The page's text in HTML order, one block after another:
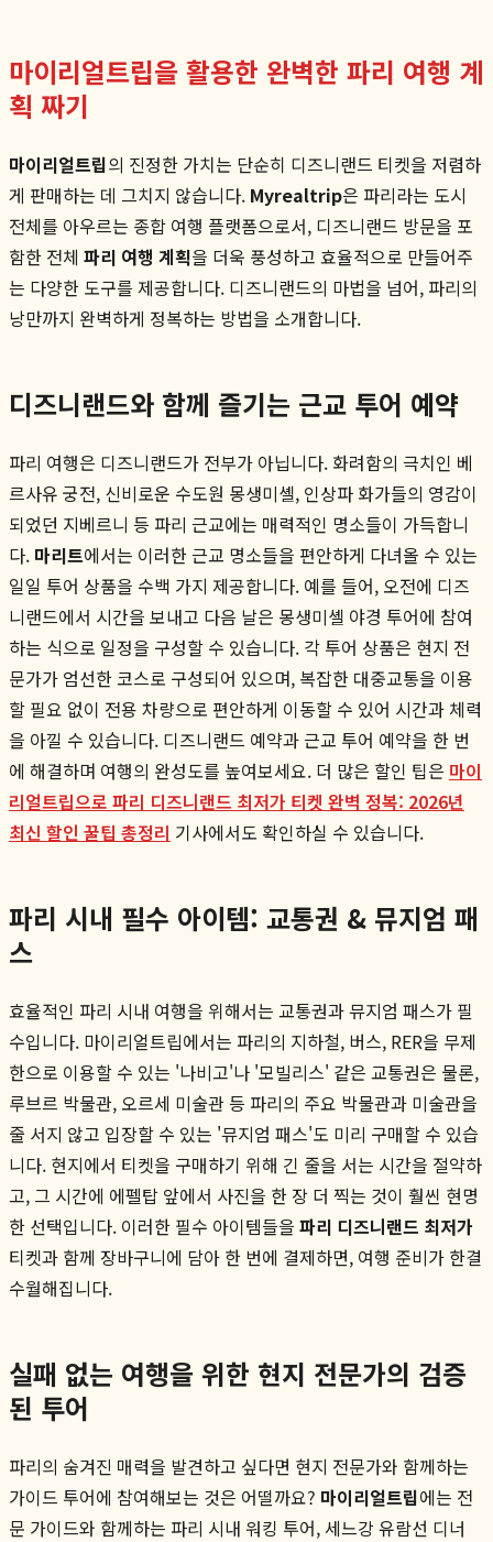
마이리얼트립을 활용한 완벽한 파리 여행 계
획 짜기
마이리얼트립의 진정한 가치는 단순히 디즈니랜드 티켓을 저렴하
게 판매하는 데 그치지 않습니다. Myrealtrip은 파리라는 도시
전체를 아우르는 종합 여행 플랫폼으로서, 디즈니랜드 방문을 포
함한 전체 파리 여행 계획을 더욱 풍성하고 효율적으로 만들어주
는 다양한 도구를 제공합니다. 디즈니랜드의 마법을 넘어, 파리의
낭만까지 완벽하게 정복하는 방법을 소개합니다.
디즈니랜드와 함께 즐기는 근교 투어 예약
파리 여행은 디즈니랜드가 전부가 아닙니다. 화려함의 극치인 베
르사유 궁전, 신비로운 수도원 몽생미셸, 인상파 화가들의 영감이
되었던 지베르니 등 파리 근교에는 매력적인 명소들이 가득합니
다. 마리트에서는 이러한 근교 명소들을 편안하게 다녀올 수 있는
일일 투어 상품을 수백 가지 제공합니다. 예를 들어, 오전에 디즈
니랜드에서 시간을 보내고 다음 날은 몽생미셸 야경 투어에 참여
하는 식으로 일정을 구성할 수 있습니다. 각 투어 상품은 현지 전
문가가 엄선한 코스로 구성되어 있으며, 복잡한 대중교통을 이용
할 필요 없이 전용 차량으로 편안하게 이동할 수 있어 시간과 체력
을 아낄 수 있습니다. 디즈니랜드 예약과 근교 투어 예약을 한 번
에 해결하며 여행의 완성도를 높여보세요. 더 많은 할인 팁은 마이
리얼트립으로 파리 디즈니랜드 최저가 티켓 완벽 정복: 2026년
최신 할인 꿀팁 총정리 기사에서도 확인하실 수 있습니다.
파리 시내 필수 아이템: 교통권 & 뮤지엄 패
스
효율적인 파리 시내 여행을 위해서는 교통권과 뮤지엄 패스가 필
수입니다. 마이리얼트립에서는 파리의 지하철, 버스, RER을 무제
한으로 이용할 수 있는 '나비고'나 '모빌리스' 같은 교통권은 물론,
루브르 박물관, 오르세 미술관 등 파리의 주요 박물관과 미술관을
줄 서지 않고 입장할 수 있는 '뮤지엄 패스'도 미리 구매할 수 있습
니다. 현지에서 티켓을 구매하기 위해 긴 줄을 서는 시간을 절약하
고, 그 시간에 에펠탑 앞에서 사진을 한 장 더 찍는 것이 훨씬 현명
한 선택입니다. 이러한 필수 아이템들을 파리 디즈니랜드 최저가
티켓과 함께 장바구니에 담아 한 번에 결제하면, 여행 준비가 한결
수월해집니다.
실패 없는 여행을 위한 현지 전문가의 검증
된 투어
파리의 숨겨진 매력을 발견하고 싶다면 현지 전문가와 함께하는
가이드 투어에 참여해보는 것은 어떨까요? 마이리얼트립에는 전
문 가이드와 함께하는 파리 시내 워킹 투어, 세느강 유람선 디너